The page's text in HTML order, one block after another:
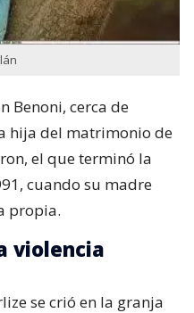
Benoni,​ cerca de
hija del matrimonio de
el que terminó la
cuando su madre
propia.
violencia
se crió en la granja